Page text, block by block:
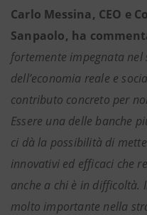
Carlo Messina, CEO e
Sanpaolo, ha
fortemente impegnata
dell’economia reale e
contributo concreto per
Essere una delle banche
ci dà la possibilità di
innovativi ed efficaci che
anche a chi è in difficoltà.
molto importante nella